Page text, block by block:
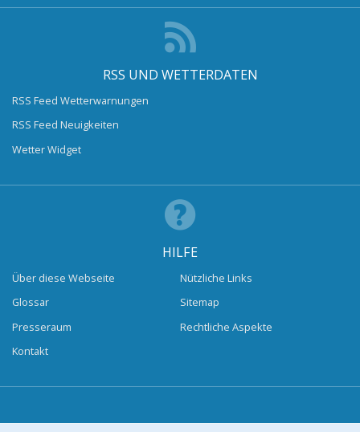
RSS UND WETTERDATEN
RSS Feed Wetterwarnungen
RSS Feed Neuigkeiten
Wetter Widget
HILFE
Über diese Webseite
Glossar
Presseraum
Kontakt
Nützliche Links
Sitemap
Rechtliche Aspekte